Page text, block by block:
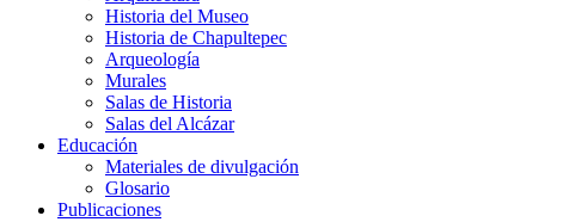
Historia del Museo
Historia de Chapultepec
Arqueología
Murales
Salas de Historia
Salas del Alcázar
Educación
Materiales de divulgación
Glosario
Publicaciones